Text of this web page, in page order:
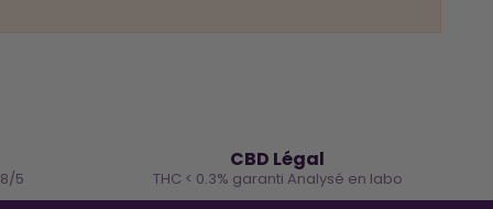
5
CBD Légal
THC < 0.3% garanti Analysé en labo